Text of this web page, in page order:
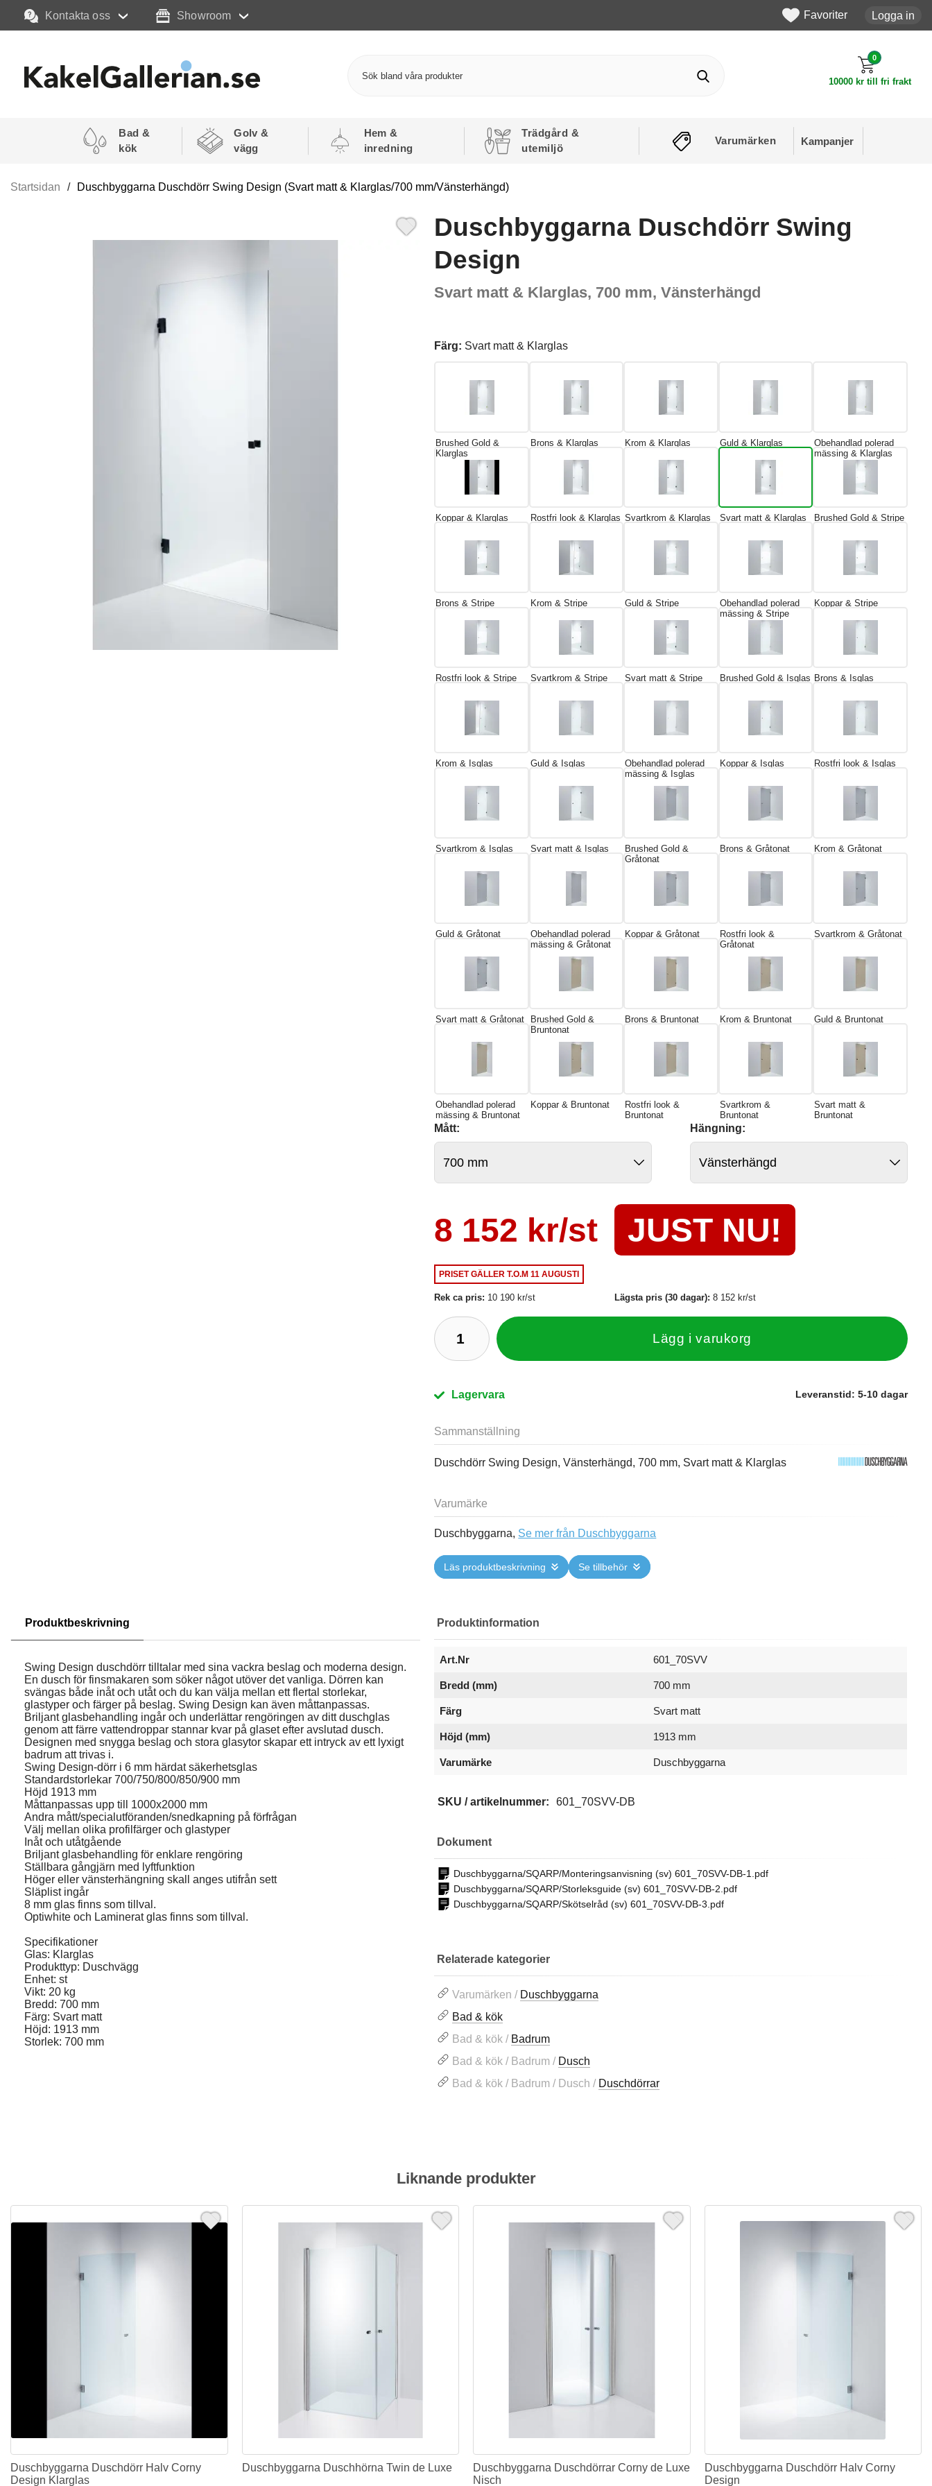
Kontakta oss Showroom Favoriter Logga in
0
10000 kr till fri frakt
Bad &
kök
Golv &
vägg
Hem &
inredning
Trädgård &
utemiljö
Varumärken Kampanjer
Startsidan Duschbyggarna Duschdörr Swing Design (Svart matt & Klarglas/700 mm/Vänsterhängd)
Duschbyggarna Duschdörr Swing
Design
Svart matt & Klarglas, 700 mm, Vänsterhängd
Färg: Svart matt & Klarglas
Brushed Gold &
Klarglas
Brons & Klarglas Krom & Klarglas Guld & Klarglas
Obehandlad polerad
mässing & Klarglas
Koppar & Klarglas Rostfri look & Klarglas Svartkrom & Klarglas Svart matt & Klarglas Brushed Gold & Stripe
Brons & Stripe Krom & Stripe Guld & Stripe
Obehandlad polerad
mässing & Stripe
Koppar & Stripe
Rostfri look & Stripe Svartkrom & Stripe Svart matt & Stripe Brushed Gold & Isglas Brons & Isglas
Krom & Isglas Guld & Isglas
Obehandlad polerad
mässing & Isglas
Koppar & Isglas Rostfri look & Isglas
Svartkrom & Isglas Svart matt & Isglas
Brushed Gold &
Gråtonat
Brons & Gråtonat Krom & Gråtonat
Guld & Gråtonat
Obehandlad polerad
mässing & Gråtonat
Koppar & Gråtonat
Rostfri look &
Gråtonat
Svartkrom & Gråtonat
Svart matt & Gråtonat
Brushed Gold &
Bruntonat
Brons & Bruntonat Krom & Bruntonat Guld & Bruntonat
Obehandlad polerad
mässing & Bruntonat
Koppar & Bruntonat
Rostfri look &
Bruntonat
Svartkrom &
Bruntonat
Svart matt &
Bruntonat
Mått: Hängning:
8 152 kr/st JUST NU!
PRISET GÄLLERT.O.M 11 AUGUSTI
Rek ca pris: 10 190 kr/st Lägsta pris (30 dagar):8 152 kr/st
Lägg i varukorg
Lagervara Leveranstid: 5-10 dagar
Sammanställning
Duschdörr Swing Design, Vänsterhängd, 700 mm, Svart matt & Klarglas
Varumärke
Duschbyggarna, Se mer från Duschbyggarna
Läs produktbeskrivning Se tillbehör
Produktbeskrivning
Swing Design duschdörr tilltalar med sina vackra beslag och moderna design.
En dusch för finsmakaren som söker något utöver det vanliga. Dörren kan
svängas både inåt och utåt och du kan välja mellan ett flertal storlekar,
glastyper och färger på beslag. Swing Design kan även måttanpassas.
Briljant glasbehandling ingår och underlättar rengöringen av ditt duschglas
genom att färre vattendroppar stannar kvar på glaset efter avslutad dusch.
Designen med snygga beslag och stora glasytor skapar ett intryck av ett lyxigt
badrum att trivas i.
Swing Design-dörr i 6 mm härdat säkerhetsglas
Standardstorlekar 700/750/800/850/900 mm
Höjd 1913 mm
Måttanpassas upp till 1000x2000 mm
Andra mått/specialutföranden/snedkapning på förfrågan
Välj mellan olika profilfärger och glastyper
Inåt och utåtgående
Briljant glasbehandling för enklare rengöring
Ställbara gångjärn med lyftfunktion
Höger eller vänsterhängning skall anges utifrån sett
Släplist ingår
8 mm glas finns som tillval.
Optiwhite och Laminerat glas finns som tillval.
Specifikationer
Glas: Klarglas
Produkttyp: Duschvägg
Enhet: st
Vikt: 20 kg
Bredd: 700 mm
Färg: Svart matt
Höjd: 1913 mm
Storlek: 700 mm
Produktinformation
Art.Nr 601_70SVV
Bredd (mm) 700 mm
Färg Svart matt
Höjd (mm) 1913 mm
Varumärke Duschbyggarna
SKU / artikelnummer: 601_70SVV-DB
Dokument
Duschbyggarna/SQARP/Monteringsanvisning (sv) 601_70SVV-DB-1.pdf
Duschbyggarna/SQARP/Storleksguide (sv) 601_70SVV-DB-2.pdf
Duschbyggarna/SQARP/Skötselråd (sv) 601_70SVV-DB-3.pdf
Relaterade kategorier
Varumärken / Duschbyggarna
Bad & kök
Bad & kök / Badrum
Bad & kök / Badrum / Dusch
Bad & kök / Badrum / Dusch / Duschdörrar
Liknande produkter
Duschbyggarna Duschdörr Halv Corny
Design Klarglas
Duschbyggarna Duschhörna Twin de Luxe
Duschbyggarna Duschdörrar Corny de Luxe
Nisch
Duschbyggarna Duschdörr Halv Corny
Design